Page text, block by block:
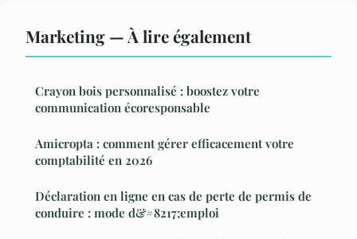
Marketing — À lire également
Crayon bois personnalisé : boostez votre
communication écoresponsable
Amicropta : comment gérer efficacement votre
comptabilité en 2026
Déclaration en ligne en cas de perte de permis de
conduire : mode d&#8217;emploi